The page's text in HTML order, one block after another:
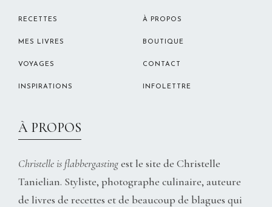
RECETTES
MES LIVRES
VOYAGES
INSPIRATIONS
À PROPOS
BOUTIQUE
CONTACT
INFOLETTRE
À PROPOS
Christelle is flabbergastingest le site de Christelle
Tanielian. Styliste, photographe culinaire, auteure
de livres de recettes et de beaucoup de blagues qui